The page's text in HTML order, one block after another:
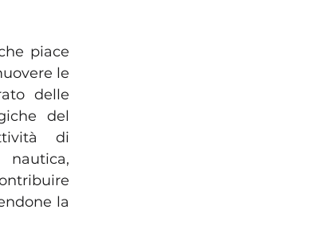
piace
le
delle
del
di
nautica,
la